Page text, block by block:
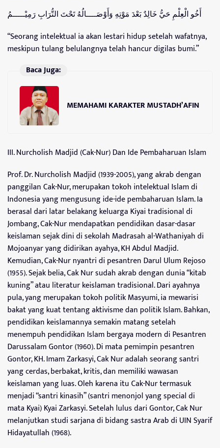
أَخُو الْعِلْمِ حَيُّ خَالِدٌ بَعْدَ مَوْتِهِ وَأَوْصَــــالُهُ تَحْتَ التُّرَابِ رَمِيْـــــمُ
“Seorang intelektual ia akan lestari hidup setelah wafatnya,
meskipun tulang belulangnya telah hancur digilas bumi.”
Baca Juga:
MEMAHAMI KARAKTER MUSTADH’AFIN
III. Nurcholish Madjid (Cak-Nur) Dan Ide Pembaharuan Islam
Prof. Dr. Nurcholish Madjid (1939-2005), yang akrab dengan
panggilan Cak-Nur, merupakan tokoh intelektual Islam di
Indonesia yang mengusung ide-ide pembaharuan Islam. Ia
berasal dari latar belakang keluarga Kiyai tradisional di
Jombang, Cak-Nur mendapatkan pendidikan dasar-dasar
keislaman sejak dini di sekolah Madrasah al-Wathaniyah di
Mojoanyar yang didirikan ayahya, KH Abdul Madjid.
Kemudian, Cak-Nur nyantri di pesantren Darul Ulum Rejoso
(1955). Sejak belia, Cak Nur sudah akrab dengan dunia “kitab
kuning” atau literatur keislaman tradisional. Dari ayahnya
pula, yang merupakan tokoh politik Masyumi, ia mewarisi
bakat yang kuat tentang aktivisme dan politik Islam. Bahkan,
pendidikan keislamannya semakin matang setelah
menempuh pendidikan Islam bergaya modern di Pesantren
Darussalam Gontor (1960). Di mata pemimpin pesantren
Gontor, KH. Imam Zarkasyi, Cak Nur adalah seorang santri
yang cerdas, berbakat, kritis, dan memiliki wawasan
keislaman yang luas. Oleh karena itu Cak-Nur termasuk
menjadi “santri kinasih” (santri menonjol yang special di
mata Kyai) Kyai Zarkasyi. Setelah lulus dari Gontor, Cak Nur
melanjutkan studi sarjana di bidang sastra Arab di UIN Syarif
Hidayatullah (1968).